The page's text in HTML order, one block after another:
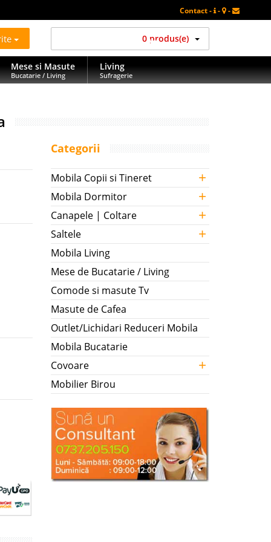
Contact - - -
0 produs(e)
Mese si Masute
Bucatarie / Living
Living
Sufragerie
Categorii
Mobila Copii si Tineret +
Mobila Dormitor +
Canapele | Coltare +
Saltele +
Mobila Living
Mese de Bucatarie / Living
Comode si masute Tv
Masute de Cafea
Outlet/Lichidari Reduceri Mobila
Mobila Bucatarie
Covoare
+
Mobilier Birou